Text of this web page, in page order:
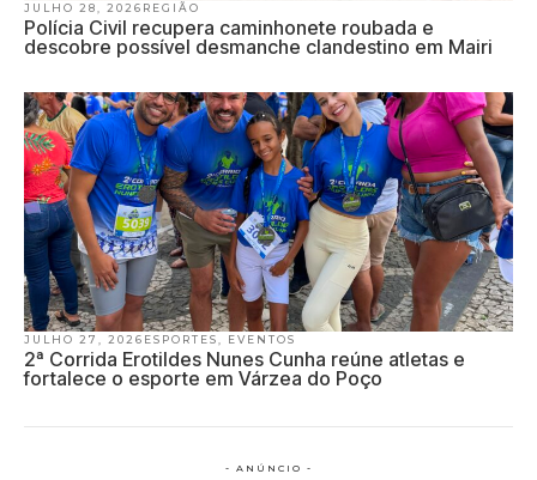
JULHO 28, 2026 REGIÃO
Polícia Civil recupera caminhonete roubada e
descobre possível desmanche clandestino em Mairi
JULHO 27, 2026 ESPORTES, EVENTOS
2ª Corrida Erotildes Nunes Cunha reúne atletas e
fortalece o esporte em Várzea do Poço
- ANÚNCIO -